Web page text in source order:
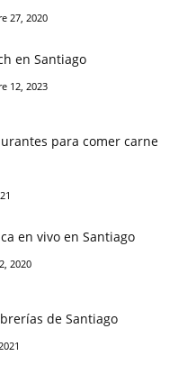
27, 2020
en Santiago
12, 2023
para comer carne
en vivo en Santiago
2020
de Santiago